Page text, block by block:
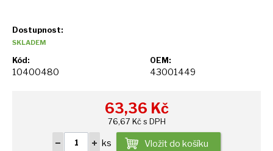
Dostupnost:
SKLADEM
Kód:
10400480
OEM:
43001449
63,36 Kč
76,67 Kč s DPH
ks Vložit do košíku